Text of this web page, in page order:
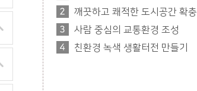
깨끗하고 쾌적한 도시공간 확충
사람 중심의 교통환경 조성
친환경 녹색 생활터전 만들기